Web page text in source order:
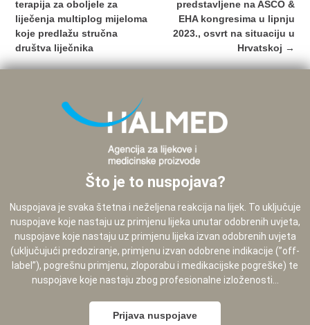
terapija za oboljele za
liječenja multiplog mijeloma
koje predlažu stručna
društva liječnika
predstavljene na ASCO &
EHA kongresima u lipnju
2023., osvrt na situaciju u
Hrvatskoj →
Što je to nuspojava?
Nuspojava je svaka štetna i neželjena reakcija na lijek. To uključuje
nuspojave koje nastaju uz primjenu lijeka unutar odobrenih uvjeta,
nuspojave koje nastaju uz primjenu lijeka izvan odobrenih uvjeta
(uključujući predoziranje, primjenu izvan odobrene indikacije (”off-
label”), pogrešnu primjenu, zloporabu i medikacijske pogreške) te
nuspojave koje nastaju zbog profesionalne izloženosti...
Prijava nuspojave